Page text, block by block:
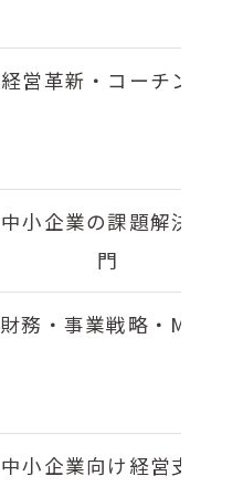
経営革新・コーチング
中小企業の課題解決専
門
財務・事業戦略・M&A
中小企業向け経営支援